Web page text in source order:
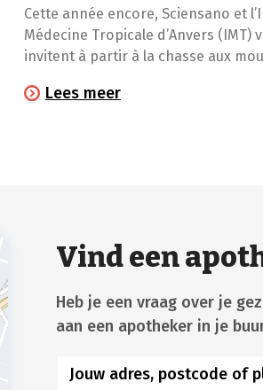
Cette année encore, Sciensano et
Médecine Tropicale d’Anvers (IMT)
invitent à partir à la chasse aux
confirment la présence de cet
Lees meer
Vind een
Heb je een vraag over je
aan een apotheker in je